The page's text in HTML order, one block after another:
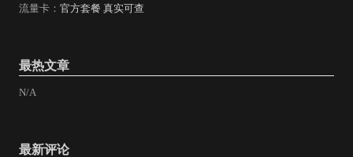
流量卡： 官方套餐 真实可查
最热文章
N/A
最新评论